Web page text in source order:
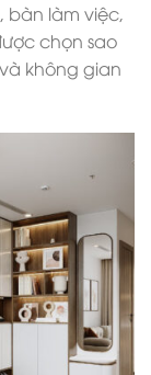
bàn làm việc,
chọn sao
không gian